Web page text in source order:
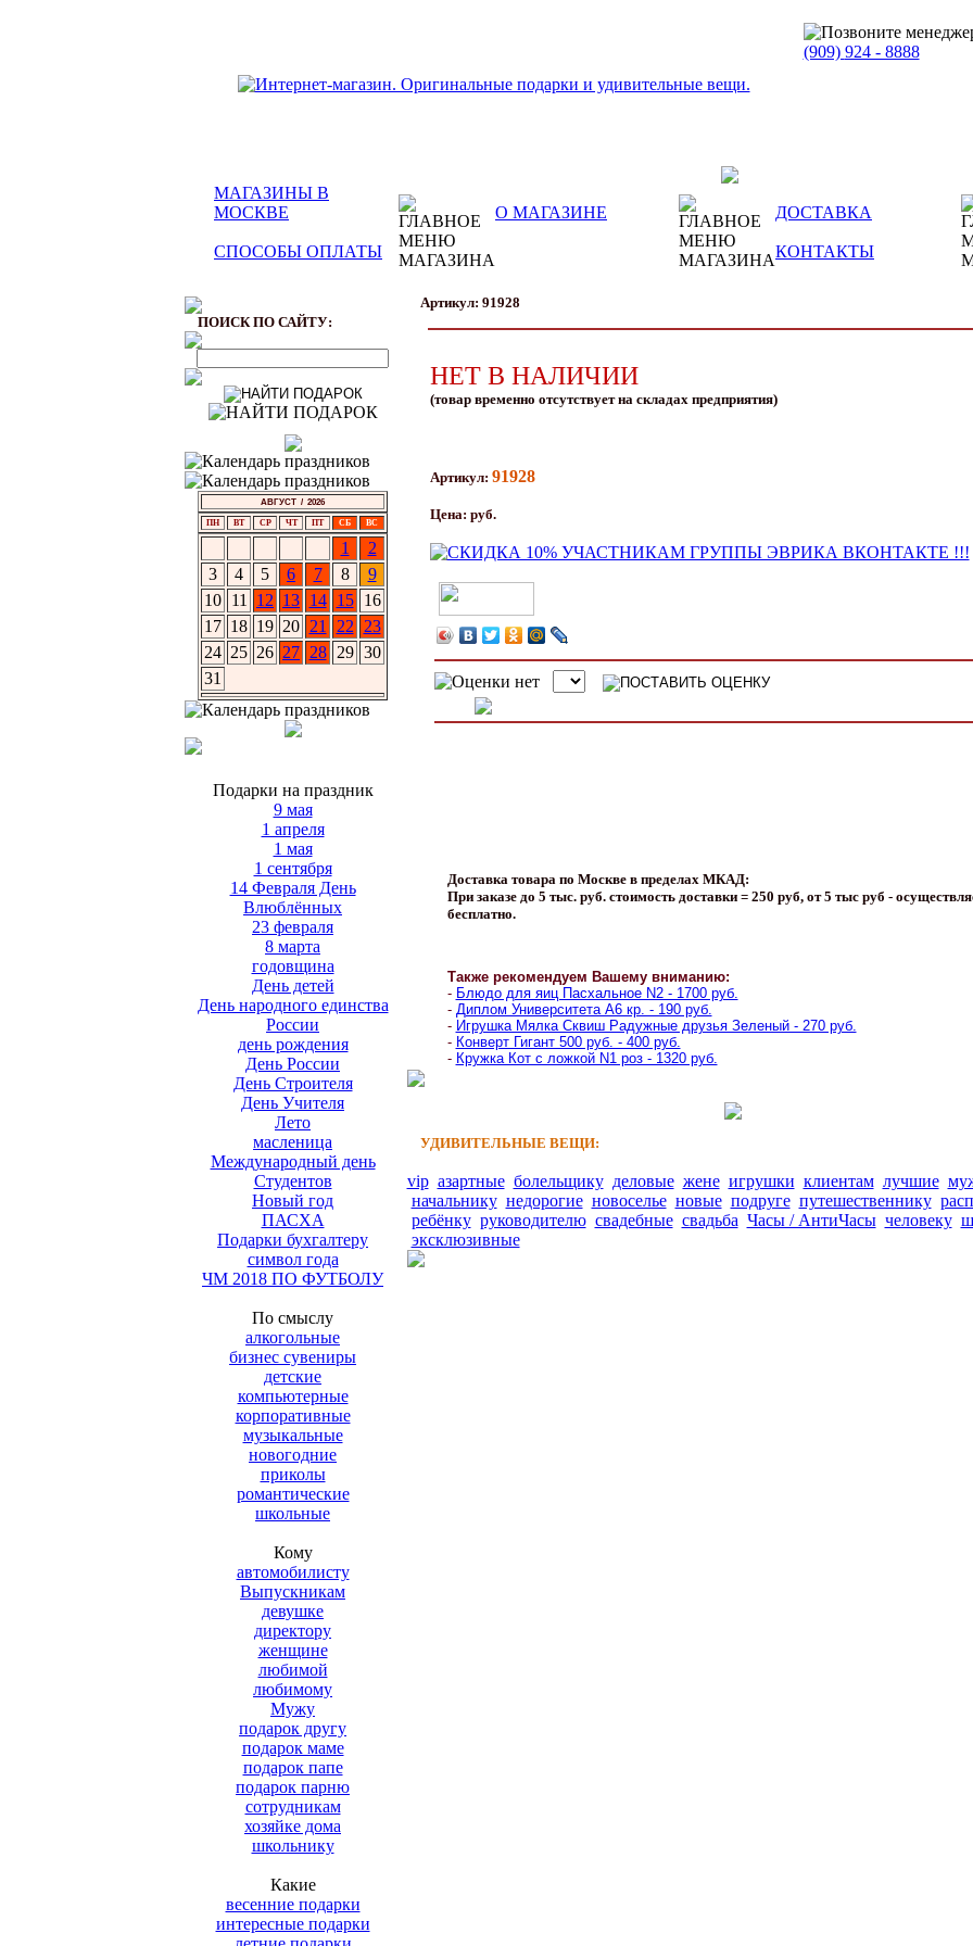
(909) 924 - 8888
МАГАЗИНЫ В
МОСКВЕ
О МАГАЗИНЕ ДОСТАВКА
СПОСОБЫ ОПЛАТЫ КОНТАКТЫ
ПОИСК ПО САЙТУ:
АВГУСТ / 2026
ПН ВТ СР ЧТ ПТ СБ ВС
1
2
3
4 5 6 7 8
9
10 11 12 13 14 15
16
17 18 19 20 21 22
23
24 25 26 27 28 29 30
31
Подарки на праздник
9 мая
1 апреля
1 мая
1 сентября
14 Февраля День
Влюблённых
23 февраля
8 марта
годовщина
День детей
День народного единства
России
день рождения
День России
День Строителя
День Учителя
Лето
масленица
Международный день
Студентов
Новый год
ПАСХА
Подарки бухгалтеру
символ года
ЧМ 2018 ПО ФУТБОЛУ
По смыслу
алкогольные
бизнес сувениры
детские
компьютерные
корпоративные
музыкальные
новогодние
приколы
романтические
школьные
Кому
автомобилисту
Выпускникам
девушке
директору
женщине
любимой
любимому
Мужу
подарок другу
подарок маме
подарок папе
подарок парню
сотрудникам
хозяйке дома
школьнику
Какие
весенние подарки
интересные подарки
Артикул: 91928
НЕТ В НАЛИЧИИ
(товар временно отсутствует на складах предприятия)
Артикул: 91928
Цена: руб.
Доставка товара по Москве в пределах МКАД:
При заказе до 5 тыс. руб. стоимость доставки = 250 руб, от 5 тыс руб -
бесплатно.
Также рекомендуем Вашему вниманию:
- Блюдо для яиц Пасхальное N2 - 1700 руб.
- Диплом Университета A6 кр. - 190 руб.
- Игрушка Мялка Сквиш Радужные друзья Зеленый - 270 руб.
- Конверт Гигант 500 руб. - 400 руб.
- Кружка Кот с ложкой N1 роз - 1320 руб.
УДИВИТЕЛЬНЫЕ ВЕЩИ:
vip азартные болельщику деловые жене игрушки клиентам лучшие
начальнику недорогие новоселье новые подруге путешественнику
ребёнку руководителю свадебные свадьба Часы / АнтиЧасы человеку
эксклюзивные